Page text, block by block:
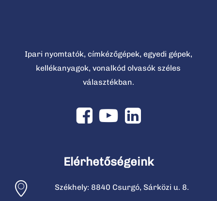
Ipari nyomtatók, címkézőgépek, egyedi gépek,
kellékanyagok, vonalkód olvasók széles
választékban.
Elérhetőségeink
Székhely: 8840 Csurgó, Sárközi u. 8.